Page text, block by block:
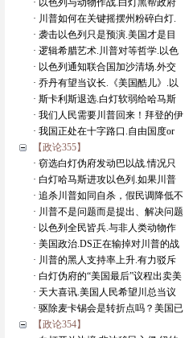
· 以色列与动物作战.白灯黑帮政府
· 川普如何在关键摇摆州粉碎白灯.
· 袭击以色列只是预演.美国才是目
· 逻辑希腊艺术.川普对等哲学.以色
· 以色列通知联合国加沙清场.外交
· 乔丹有望当议长.《美国酷儿》.以
· 斯卡利斯退选.白灯软弱给哈马斯
· 我们人民需要川普回来！拜登的伊
· 我国正处在十字路口.自由国度or
【政论355】
· 窃选白灯伪府发动巴以战.情况只
· 白灯哈马斯进攻以色列.如果川普
· 追杀川普如同自杀，假民调降低不
· 川普不是问题而是提出、解决问题
· 以色列全民皆兵.与非人类动物作
· 美国政治.DS正在输掉对川普的战
· 川普的黑人支持率上升.有力驳斥
· 白灯伪府的“美国最后”议程出卖美
· 天大喜讯.美国人民希望川总当议
· 驱除麦卡锡会是转折点吗？美国已
【政论354】